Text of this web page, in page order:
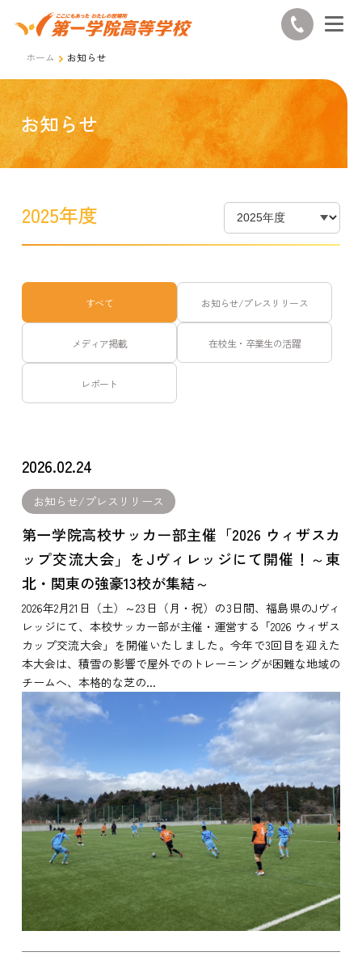
ホーム お知らせ
お知らせ
2025年度
すべて お知らせ/プレスリリース
メディア掲載 在校生・卒業生の活躍
レポート
2026.02.24
お知らせ/プレスリリース
第一学院高校サッカー部主催「2026 ウィザスカ
ップ交流大会」をJヴィレッジにて開催！～東
北・関東の強豪13校が集結～
2026年2月21日（土）～23日（月・祝）の3日間、福島県のJヴィ
レッジにて、本校サッカー部が主催・運営する「2026 ウィザス
カップ交流大会」を開催いたしました。今年で3回目を迎えた
本大会は、積雪の影響で屋外でのトレーニングが困難な地域の
チームへ、本格的な芝の...